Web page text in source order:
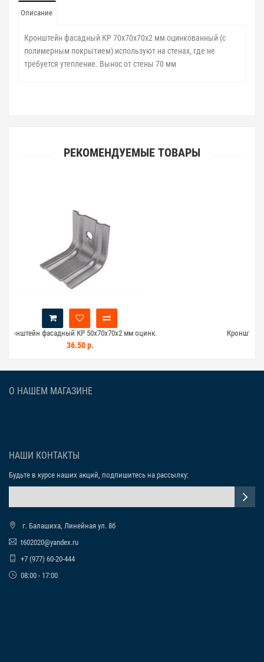
Описание
Кронштейн фасадный КР 70х70х70х2 мм оцинкованный (с
полимерным покрытием) используют на стенах, где не
требуется утепление. Вынос от стены 70 мм
РЕКОМЕНДУЕМЫЕ ТОВАРЫ
КР 50х70х70х2 мм оцинк. Кронштейн фасадный КР
О НАШЕМ МАГАЗИНЕ
НАШИ КОНТАКТЫ
Будьте в курсе наших акций, подпишитесь на рассылку:
г. Балашиха, Линейная ул. 8б
t602020@yandex.ru
+7 (977) 60-20-444
08:00 - 17:00